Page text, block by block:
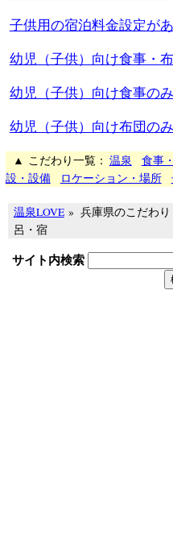
子供用の宿泊料金設定が
幼児（子供）向け食事・
幼児（子供）向け食事の
幼児（子供）向け布団の
▲ こだわり一覧： 温泉 食事
設・設備
ロケーション・場所
温泉LOVE» 兵庫県のこだわ
呂・宿
サイト内検索